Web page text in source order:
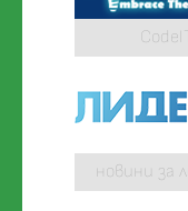
CodeIT
новини за